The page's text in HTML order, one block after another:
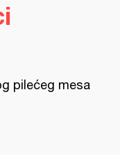
pilećeg mesa